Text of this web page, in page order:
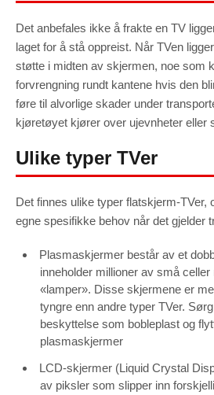
Det anbefales ikke å frakte en TV
laget for å stå oppreist. Når TVen
støtte i midten av skjermen, noe som
forvrengning rundt kantene hvis den
føre til alvorlige skader under
kjøretøyet kjører over ujevnheter eller
Ulike typer TVer
Det finnes ulike typer flatskjerm-TVer,
egne spesifikke behov når det gjelder
Plasmaskjermer består av et
inneholder millioner av små
«lamper». Disse skjermene er
tyngre enn andre typer TVer.
beskyttelse som bobleplast og
plasmaskjermer
LCD-skjermer (Liquid Crystal
av piksler som slipper inn